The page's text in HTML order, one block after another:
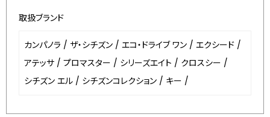
取扱ブランド
カンパノラ / ザ・シチズン / エコ・ドライブ ワン / エクシード /
アテッサ / プロマスター / シリーズエイト / クロスシー /
シチズン エル / シチズンコレクション / キー /